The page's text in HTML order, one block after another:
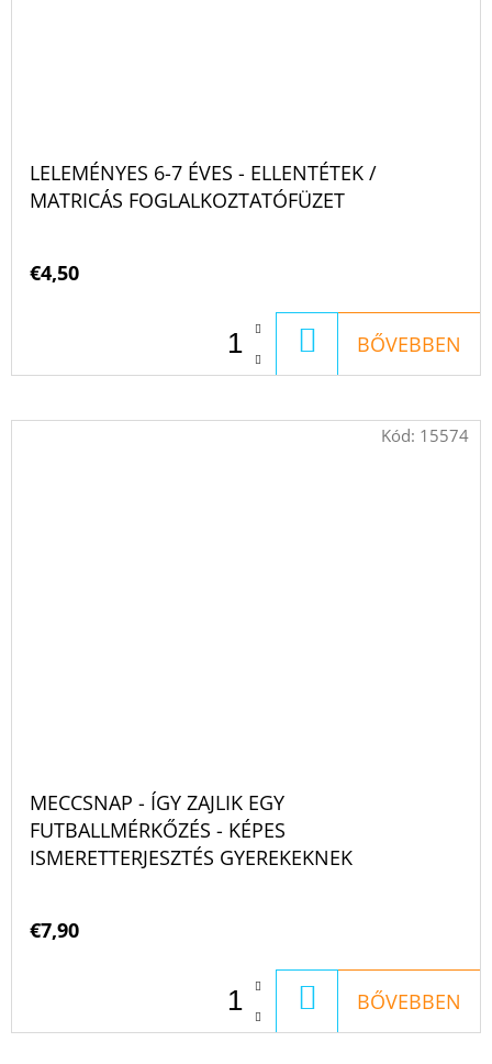
LELEMÉNYES 6-7 ÉVES - ELLENTÉTEK /
MATRICÁS FOGLALKOZTATÓFÜZET
€4,50
KOSÁRBA
BŐVEBBEN
MECCSNAP - ÍGY ZAJLIK EGY
FUTBALLMÉRKŐZÉS - KÉPES
ISMERETTERJESZTÉS GYEREKEKNEK
€7,90
KOSÁRBA
BŐVEBBEN
Kód: 15574